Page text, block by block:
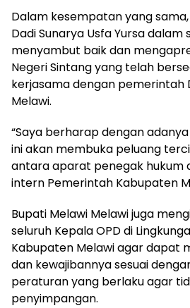
Dalam kesempatan yang sama,
Dadi Sunarya Usfa Yursa
menyambut baik dan
Negeri Sintang yang telah
kerjasama dengan pemerintah
Melawi.
“Saya berharap dengan
ini akan membuka peluang
antara aparat penegak hukum
intern Pemerintah Kabupaten
Bupati Melawi Melawi juga
seluruh Kepala OPD di
Kabupaten Melawi agar dapat
dan kewajibannya sesuai
peraturan yang berlaku agar
penyimpangan.